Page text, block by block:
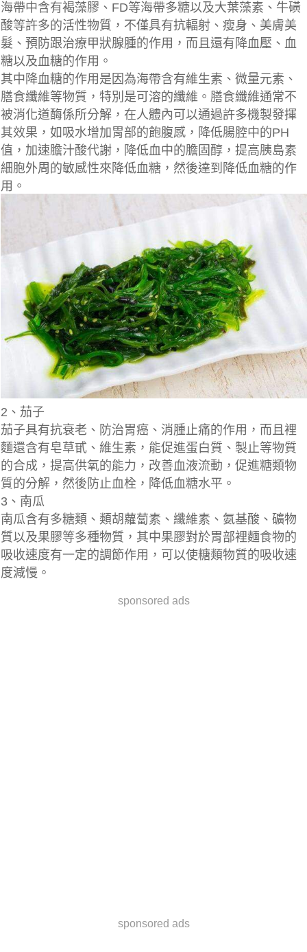
海帶中含有褐藻膠、FD等海帶多糖以及大葉藻素、牛磺
酸等許多的活性物質，不僅具有抗輻射、瘦身、美膚美
髮、預防跟治療甲狀腺腫的作用，而且還有降血壓、血
糖以及血糖的作用。
其中降血糖的作用是因為海帶含有維生素、微量元素、
膳食纖維等物質，特別是可溶的纖維。膳食纖維通常不
被消化道酶係所分解，在人體內可以通過許多機製發揮
其效果，如吸水增加胃部的飽腹感，降低腸腔中的PH
值，加速膽汁酸代謝，降低血中的膽固醇，提高胰島素
細胞外周的敏感性來降低血糖，然後達到降低血糖的作
用。
2、茄子
茄子具有抗衰老、防治胃癌、消腫止痛的作用，而且裡
麵還含有皂草甙、維生素，能促進蛋白質、製止等物質
的合成，提高供氧的能力，改善血液流動，促進糖類物
質的分解，然後防止血栓，降低血糖水平。
3、南瓜
南瓜含有多糖類、類胡蘿蔔素、纖維素、氨基酸、礦物
質以及果膠等多種物質，其中果膠對於胃部裡麵食物的
吸收速度有一定的調節作用，可以使糖類物質的吸收速
度減慢。
sponsored ads
sponsored ads